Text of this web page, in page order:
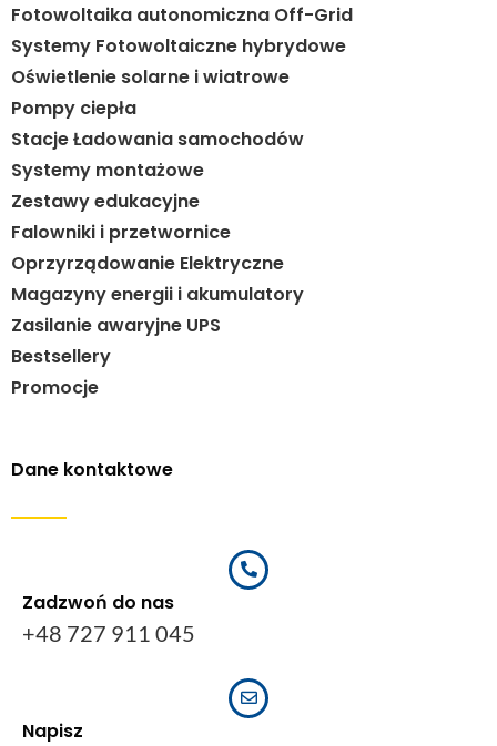
Fotowoltaika autonomiczna Off-Grid
Systemy Fotowoltaiczne hybrydowe
Oświetlenie solarne i wiatrowe
Pompy ciepła
Stacje Ładowania samochodów
Systemy montażowe
Zestawy edukacyjne
Falowniki i przetwornice
Oprzyrządowanie Elektryczne
Magazyny energii i akumulatory
Zasilanie awaryjne UPS
Bestsellery
Promocje
Dane kontaktowe
Zadzwoń do nas
+48 727 911 045
Napisz